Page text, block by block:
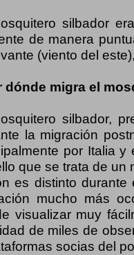
silbador
de manera
(viento del
dónde migra el
silbador,
la migración
por Italia
que se trata de un
es distinto
mucho más
visualizar muy
de miles de
socias del